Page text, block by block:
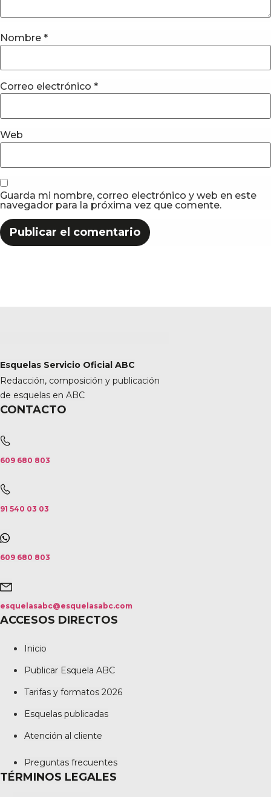
Nombre *
Correo electrónico *
Web
Guarda mi nombre, correo electrónico y web en este
navegador para la próxima vez que comente.
Esquelas Servicio Oficial ABC
Redacción, composición y publicación
de esquelas en ABC
CONTACTO
609 680 803
91 540 03 03
609 680 803
esquelasabc@esquelasabc.com
ACCESOS DIRECTOS
Inicio
Publicar Esquela ABC
Tarifas y formatos 2026
Esquelas publicadas
Atención al cliente
Preguntas frecuentes
TÉRMINOS LEGALES